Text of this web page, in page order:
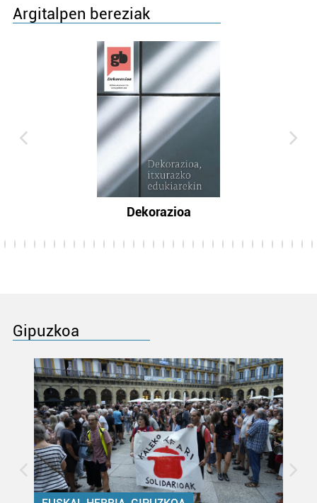
Argitalpen bereziak
Dekorazioa
Gipuzkoa